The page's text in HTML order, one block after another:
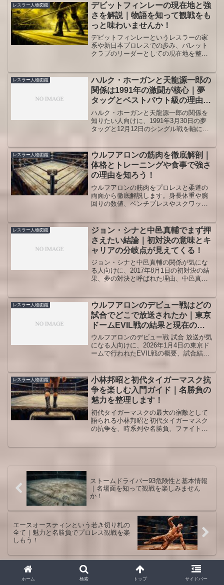
レスラー人物図鑑
デビットフィンレーの現在地と強
さを解説｜物語を知って観戦をも
っと味わいませんか！
デビットフィンレーというレスラーの家
系や新日本プロレスでの歩み、バレット
クラブのリーダーとしての現在地を整理
つ内容にまとめます。世代交代の流れも
押さえられます。初心者にもわかりやす
く読めます。
レスラー人物図鑑
ハルク・ホーガンと天龍源一郎の
関係は1991年の激闘が核心｜夢
タッグとベストバウト級の理由を
たどる
ハルク・ホーガンと天龍源一郎の関係を
知りたい人向けに、1991年3月30日の夢
タッグと12月12日のシングル戦を軸に、
景、ホーガンの日本適応、天龍の硬派な
表現、年間最高試合賞に結びついた評価
の理由まで人物図鑑として掘り下げま
す。
レスラー人物図鑑
ウルフアロンの筋肉を徹底解剖｜
体格とトレーニングや食事で強さ
の理由を知ろう！
ウルフアロンの筋肉をプロレスと柔道の
両面から徹底解説します。身長体重や腕
回りの数値、ベンチプレスやスクワット
かせる内容です。観戦を楽しみたい人か
ら筋トレ中級者まで役立つポイントをま
とめました。
レスラー人物図鑑
ジョン・シナと中邑真輔でまず押
さえたい結論｜初対決の意味とキ
ャリアの分岐点が見えてくる！
ジョン・シナと中邑真輔の関係が気にな
る人向けに、2017年8月1日の初対決の結
果、夢の対決と呼ばれた理由、中邑真輔
したい場面までを人物図鑑として整理し
ました。
レスラー人物図鑑
ウルフアロンのデビュー戦はどの
試合でどこで放送されたか｜東京
ドームEVIL戦の結果と現在の視
聴先
ウルフアロンのデビュー戦 試合 放送が気
になる人向けに、2026年1月4日の東京ド
ームで行われたEVIL戦の概要、試合結
整理しました。
レスラー人物図鑑
小林邦昭と初代タイガーマスク抗
争を楽しむ入門ガイド｜名勝負の
魅力を整理します！
初代タイガーマスクの最大の宿敵として
語られる小林邦昭と初代タイガーマスク
の抗争を、時系列や名勝負、ファイトス
ストームドライバー93危険性と基本情報
｜名場面を知って観戦を楽しみません
か！
エースオースティンという若き切り札の
全て｜魅力と名勝負でプロレス観戦を楽
しもう！
ホーム レスラー人物図鑑
ホーム 検索 トップ サイドバー